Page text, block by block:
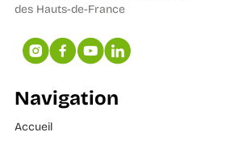
des Hauts-de-France
Navigation
Accueil